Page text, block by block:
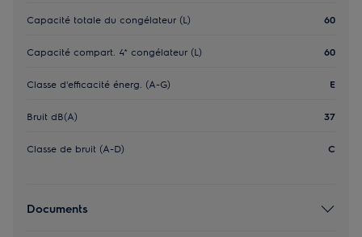
Capacité totale du congélateur (L) 60
Capacité compart. 4* congélateur (L) 60
Classe d'efficacité énerg. (A-G) E
Bruit dB(A) 37
Classe de bruit (A-D) C
Documents